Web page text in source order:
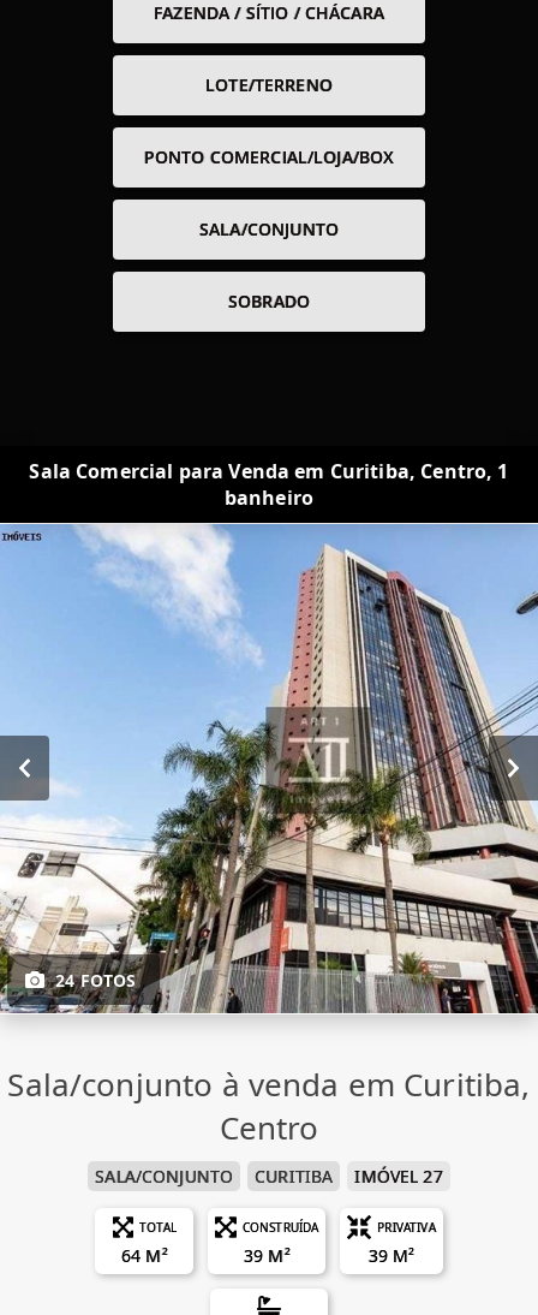
FAZENDA / SÍTIO / CHÁCARA
LOTE/TERRENO
PONTO COMERCIAL/LOJA/BOX
SALA/CONJUNTO
SOBRADO
Sala Comercial para Venda em Curitiba, Centro, 1
banheiro
24 FOTOS
Sala/conjunto à venda em Curitiba,
Centro
SALA/CONJUNTO CURITIBA IMÓVEL 27
TOTAL
64 M²
CONSTRUÍDA
39 M²
PRIVATIVA
39 M²